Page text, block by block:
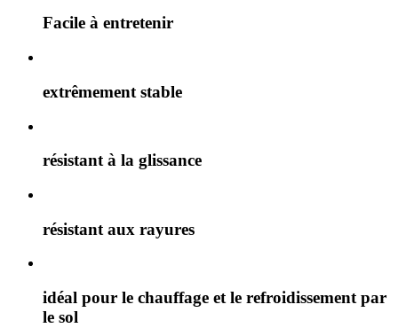
Facile à entretenir
extrêmement stable
résistant à la glissance
résistant aux rayures
idéal pour le chauffage et le refroidissement par
le sol